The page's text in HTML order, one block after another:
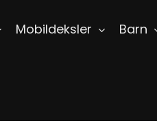
Mobildeksler Barn